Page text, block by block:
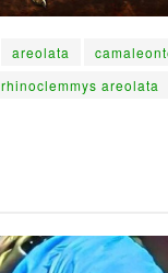
areolata
rhinoclemmys areolata